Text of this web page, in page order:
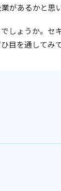
があるかと思い
しょうか。
目を通してみ